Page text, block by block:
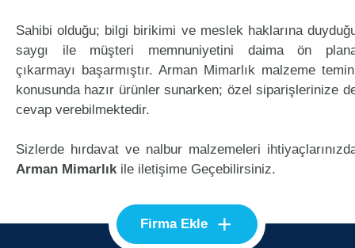
Sahibi olduğu; bilgi birikimi ve meslek haklarına
saygı ile müşteri memnuniyetini daima ön
çıkarmayı başarmıştır. Arman Mimarlık malzeme
konusunda hazır ürünler sunarken; özel siparişlerinize
cevap verebilmektedir.
Sizlerde hırdavat ve nalbur malzemeleri
Arman Mimarlıkile iletişime Geçebilirsiniz.
Firma Ekle +